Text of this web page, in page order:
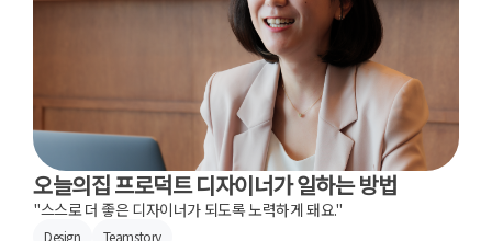
오늘의집 프로덕트 디자이너가 일하는 방법
"스스로 더 좋은 디자이너가 되도록 노력하게 돼요."
Design Teamstory